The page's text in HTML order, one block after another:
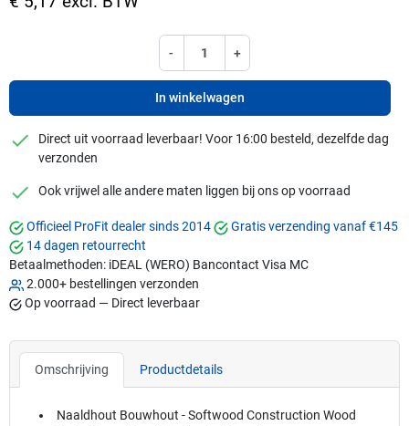
- +
In winkelwagen
checkmark
Direct uit voorraad leverbaar! Voor 16:00 besteld, dezelfde dag
verzonden
checkmark
Ook vrijwel alle andere maten liggen bij ons op voorraad
Officieel ProFit dealer sinds 2014
Gratis verzending vanaf €145
14 dagen retourrecht
Betaalmethoden: iDEAL (WERO) Bancontact Visa MC
2.000+ bestellingen verzonden
Op voorraad — Direct leverbaar
Omschrijving Productdetails
Naaldhout Bouwhout - Softwood Construction Wood